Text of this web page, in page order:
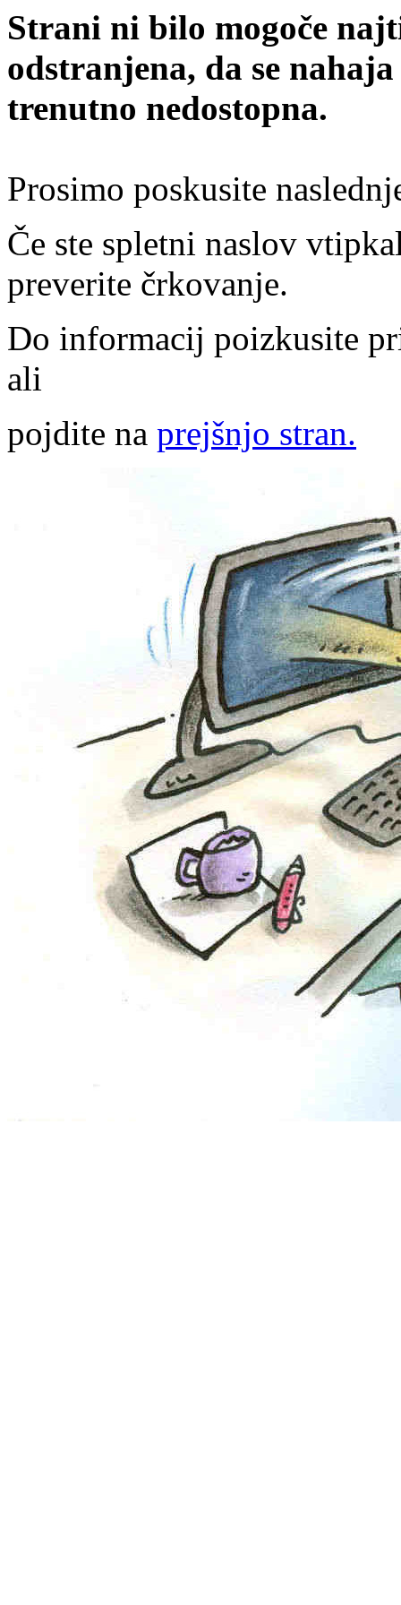
Strani ni bilo mogoče
odstranjena, da se
trenutno nedostopna.
Prosimo poskusite
Če ste spletni naslov
preverite črkovanje.
Do informacij poizkusite
ali
pojdite na prejšnjo stran.